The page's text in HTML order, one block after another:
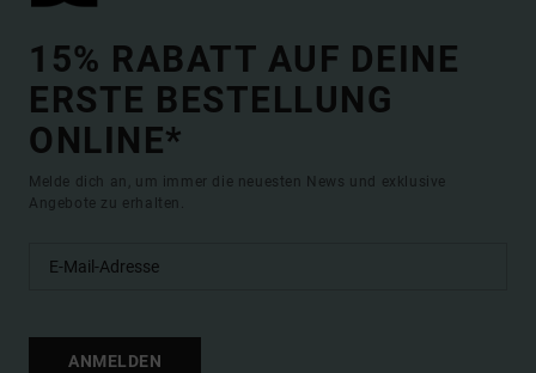
15% RABATT AUF DEINE
ERSTE BESTELLUNG
ONLINE*
Melde dich an, um immer die neuesten News und exklusive
Angebote zu erhalten.
ANMELDEN